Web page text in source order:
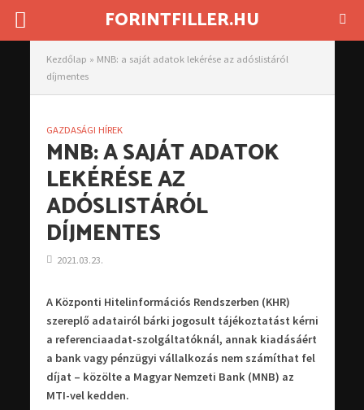
FORINTFILLER.HU
Kezdőlap » MNB: a saját adatok lekérése az adóslistáról
díjmentes
GAZDASÁGI HÍREK
MNB: A SAJÁT ADATOK
LEKÉRÉSE AZ
ADÓSLISTÁRÓL
DÍJMENTES
2021.03.23.
A Központi Hitelinformációs Rendszerben (KHR)
szereplő adatairól bárki jogosult tájékoztatást kérni
a referenciaadat-szolgáltatóknál, annak kiadásáért
a bank vagy pénzügyi vállalkozás nem számíthat fel
díjat – közölte a Magyar Nemzeti Bank (MNB) az
MTI-vel kedden.